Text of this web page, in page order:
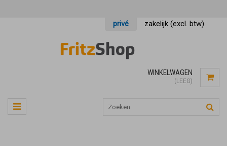
privé zakelijk (excl. btw)
WINKELWAGEN
(LEEG)